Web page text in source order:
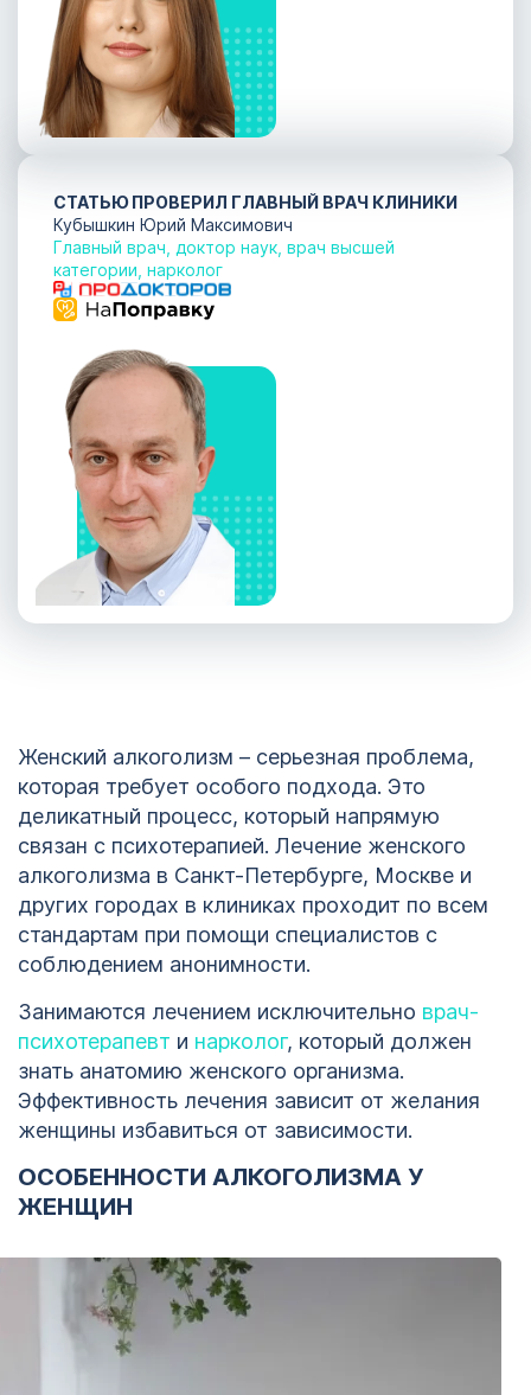
СТАТЬЮ ПРОВЕРИЛ ГЛАВНЫЙ ВРАЧ КЛИНИКИ
Кубышкин Юрий Максимович
Главный врач, доктор наук, врач высшей
категории, нарколог
Женский алкоголизм – серьезная проблема,
которая требует особого подхода. Это
деликатный процесс, который напрямую
связан с психотерапией. Лечение женского
алкоголизма в Санкт-Петербурге, Москве и
других городах в клиниках проходит по всем
стандартам при помощи специалистов с
соблюдением анонимности.
Занимаются лечением исключительно врач-
психотерапевт и нарколог, который должен
знать анатомию женского организма.
Эффективность лечения зависит от желания
женщины избавиться от зависимости.
ОСОБЕННОСТИ АЛКОГОЛИЗМА У
ЖЕНЩИН